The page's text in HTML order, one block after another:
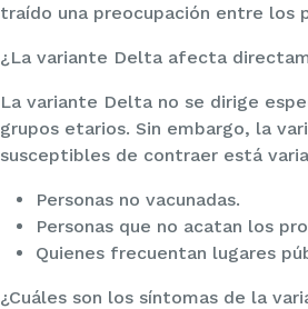
traído una preocupación entre los
¿La variante Delta afecta
La variante Delta no se dirige
grupos etarios. Sin embargo, la
susceptibles de contraer está
Personas no vacunadas.
Personas que no acatan los
Quienes frecuentan lugares
¿Cuáles son los síntomas de la